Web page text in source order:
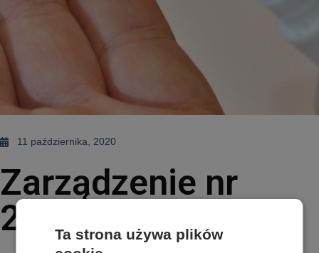
11 października, 2020
Zarządzenie nr
2/2020/21
Ta strona używa plików